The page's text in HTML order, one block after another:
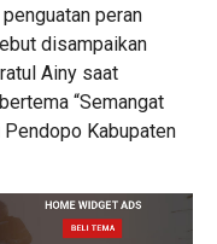
peran
disampaikan
Ainy saat
“Semangat
Kabupaten